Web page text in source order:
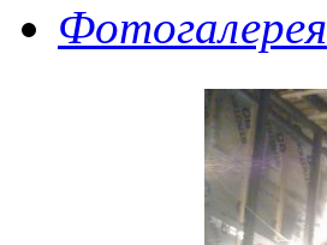
Фотогалерея